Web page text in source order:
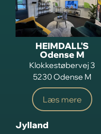
HEIMDALL'S
Odense M
Klokkestøbervej 3
5230 Odense M
Læs mere
Jylland